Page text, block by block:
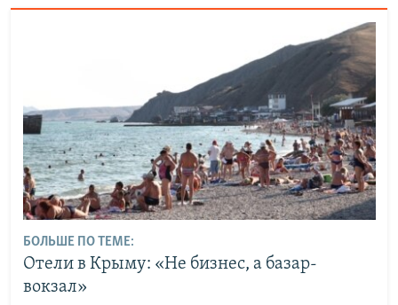
БОЛЬШЕ ПО ТЕМЕ:
Отели в Крыму: «Не бизнес, а базар-
вокзал»